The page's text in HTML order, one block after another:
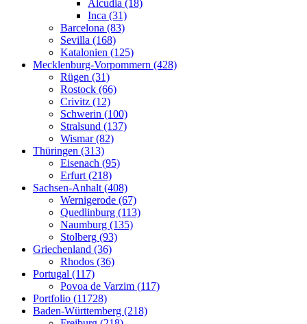
Alcudia (18)
Inca (31)
Barcelona (83)
Sevilla (168)
Katalonien (125)
Mecklenburg-Vorpommern (428)
Rügen (31)
Rostock (66)
Crivitz (12)
Schwerin (100)
Stralsund (137)
Wismar (82)
Thüringen (313)
Eisenach (95)
Erfurt (218)
Sachsen-Anhalt (408)
Wernigerode (67)
Quedlinburg (113)
Naumburg (135)
Stolberg (93)
Griechenland (36)
Rhodos (36)
Portugal (117)
Povoa de Varzim (117)
Portfolio (11728)
Baden-Württemberg (218)